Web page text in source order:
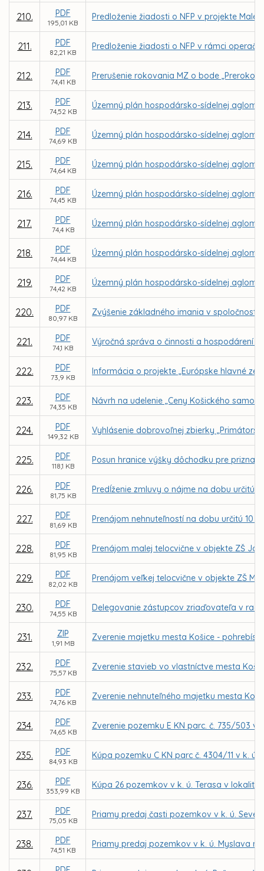
210. PDF
195,01 KB
Predloženie žiadosti o NFP v projekte Malé
211. PDF
82,21 KB
Predloženie žiadosti o NFP v rámci
212. PDF
74,41 KB
Prerušenie rokovania MZ o bode
213. PDF
74,52 KB
Územný plán hospodársko-sídelnej
214. PDF
74,69 KB
Územný plán hospodársko-sídelnej
215. PDF
74,64 KB
Územný plán hospodársko-sídelnej
216. PDF
74,45 KB
Územný plán hospodársko-sídelnej
217. PDF
74,4 KB
Územný plán hospodársko-sídelnej
218. PDF
74,44 KB
Územný plán hospodársko-sídelnej
219. PDF
74,42 KB
Územný plán hospodársko-sídelnej
220. PDF
80,97 KB
Zvýšenie základného imania v spoločnosti
221. PDF
74,1 KB
Výročná správa o činnosti a hospodárení
222. PDF
73,9 KB
Informácia o projekte „Európske hlavné
223. PDF
74,35 KB
Návrh na udelenie „Ceny Košického
224. PDF
149,32 KB
Vyhlásenie dobrovoľnej zbierky
225. PDF
118,1 KB
Posun hranice výšky dôchodku pre
226. PDF
81,75 KB
Predĺženie zmluvy o nájme na dobu určitú
227. PDF
81,69 KB
Prenájom nehnuteľností na dobu určitú 10
228. PDF
81,95 KB
Prenájom malej telocvične v objekte ZŠ
229. PDF
82,02 KB
Prenájom veľkej telocvične v objekte ZŠ
230. PDF
74,55 KB
Delegovanie zástupcov zriaďovateľa v
231. ZIP
1,91 MB
Zverenie majetku mesta Košice -
232. PDF
75,57 KB
Zverenie stavieb vo vlastníctve mesta
233. PDF
74,76 KB
Zverenie nehnuteľného majetku mesta
234. PDF
74,65 KB
Zverenie pozemku E KN parc. č. 735/503 v
235. PDF
84,93 KB
Kúpa pozemku C KN parc č. 4304/11 v k.
236. PDF
353,99 KB
Kúpa 26 pozemkov v k. ú. Terasa v
237. PDF
75,05 KB
Priamy predaj časti pozemkov v k. ú.
238. PDF
74,51 KB
Priamy predaj pozemkov v k. ú. Myslava